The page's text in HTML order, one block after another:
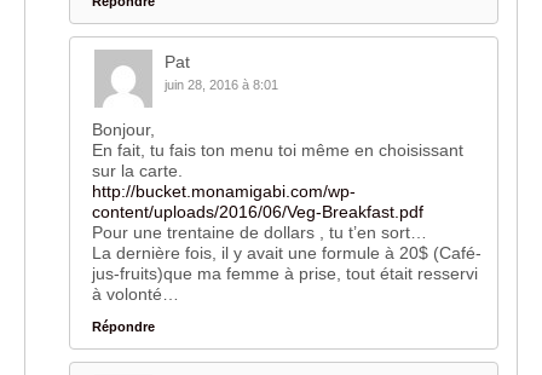
Pat
juin 28, 2016 à 8:01
Bonjour,
En fait, tu fais ton menu toi même en choisissant
sur la carte.
http://bucket.monamigabi.com/wp-
content/uploads/2016/06/Veg-Breakfast.pdf
Pour une trentaine de dollars , tu t’en sort…
La dernière fois, il y avait une formule à 20$ (Café-
jus-fruits)que ma femme à prise, tout était resservi
à volonté…
Répondre